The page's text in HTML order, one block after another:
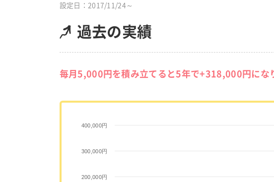
設定日：2017/11/24～
過去の実績
毎月5,000円を積み立てると5年で+318,000円にな
200,000円
300,000円
400,000円